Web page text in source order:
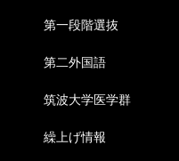
第一段階選抜
第二外国語
筑波大学医学群
繰上げ情報